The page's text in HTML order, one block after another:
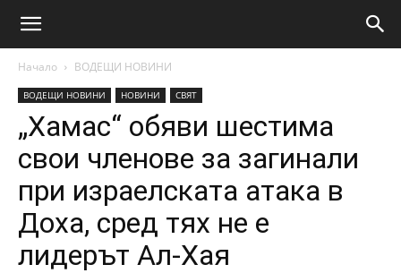
Начало ВОДЕЩИ НОВИНИ
ВОДЕЩИ НОВИНИ НОВИНИ СВЯТ
„Хамас“ обяви шестима
свои членове за загинали
при израелската атака в
Доха, сред тях не е
лидерът Ал-Хая